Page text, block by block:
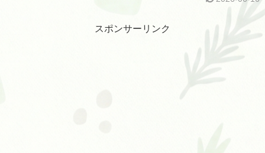
スポンサーリンク